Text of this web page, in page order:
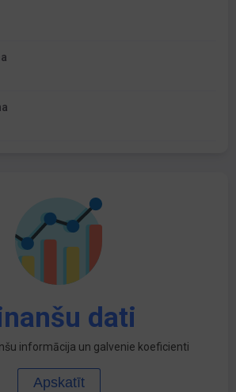
dati
informācija un galvenie koeficienti
Apskatīt